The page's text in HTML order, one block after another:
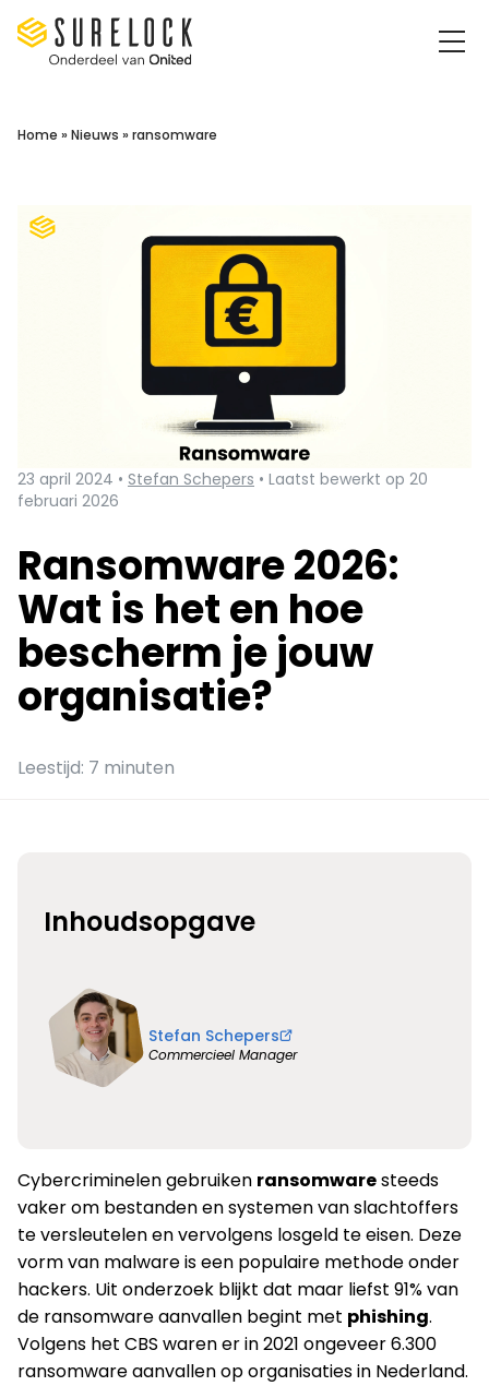
Surelock IT Security Services
Home » Nieuws » ransomware
23 april 2024 • Stefan Schepers • Laatst bewerkt op 20
februari 2026
Ransomware 2026:
Wat is het en hoe
bescherm je jouw
organisatie?
Leestijd: 7 minuten
Cybercriminelen gebruiken ransomwaresteeds
vaker om bestanden en systemen van slachtoffers
te versleutelen en vervolgens losgeld te eisen. Deze
vorm van malware is een populaire methode onder
hackers. Uit onderzoek blijkt dat maar liefst 91% van
de ransomware aanvallen begint met phishing.
Volgens het CBS waren er in 2021 ongeveer 6.300
ransomware aanvallen op organisaties in Nederland.
Inhoudsopgave
Stefan Schepers
Commercieel Manager